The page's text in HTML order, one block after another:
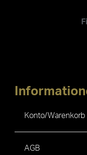
Konto/Warenkorb
AGB